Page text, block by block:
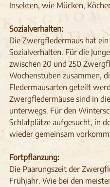
Insekten, wie Mücken,
Sozialverhalten:
Die Zwergfledermaus hat
Sozialverhalten. Für die
zwischen 20 und 250
Wochenstuben zusammen,
Fledermausarten geteilt
Zwergfledermäuse sind in
unterwegs. Für den
Schlafplätze aufgesucht, in
wieder gemeinsam
Fortpflanzung:
Die Paarungszeit der
Frühjahr. Wie bei den